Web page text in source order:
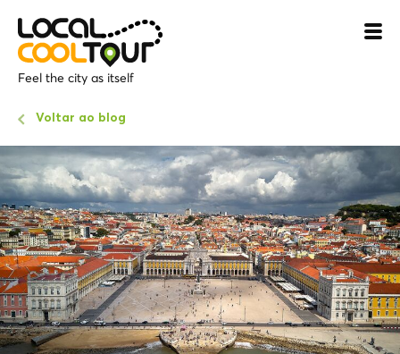
Feel the city as itself
Voltar ao blog